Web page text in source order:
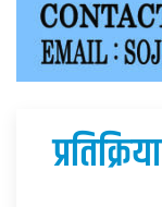
प्रतिक्रिया